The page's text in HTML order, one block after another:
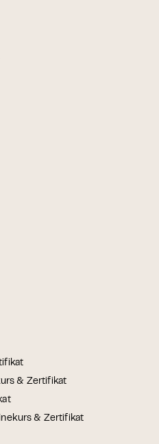
& Zertifikat
& Zertifikat